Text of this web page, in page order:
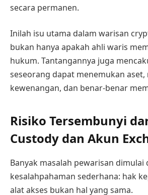
secara permanen.
Inilah isu utama dalam warisan
bukan hanya apakah ahli waris
hukum. Tantangannya juga
seseorang dapat menemukan
kewenangan, dan benar-benar
Risiko Tersembunyi
Custody dan Akun
Banyak masalah pewarisan dimulai
kesalahpahaman sederhana: hak
alat akses bukan hal yang sama.